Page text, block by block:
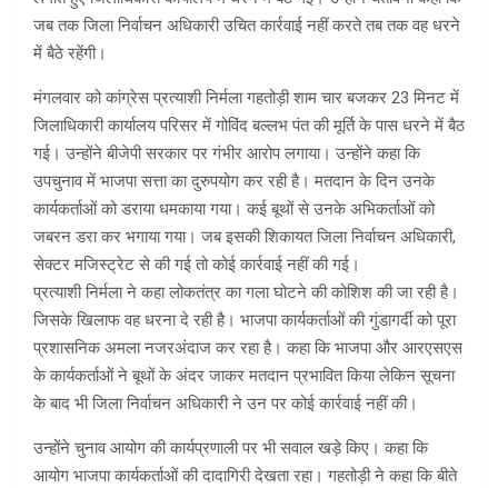
जब तक जिला निर्वाचन अधिकारी उचित कार्रवाई नहीं करते तब तक वह धरने
में बैठे रहेंगी।
मंगलवार को कांग्रेस प्रत्याशी निर्मला गहतोड़ी शाम चार बजकर 23 मिनट में
जिलाधिकारी कार्यालय परिसर में गोविंद बल्लभ पंत की मूर्ति के पास धरने में बैठ
गई। उन्होंने बीजेपी सरकार पर गंभीर आरोप लगाया। उन्होंने कहा कि
उपचुनाव में भाजपा सत्ता का दुरुपयोग कर रही है। मतदान के दिन उनके
कार्यकर्ताओं को डराया धमकाया गया। कई बूथों से उनके अभिकर्ताओं को
जबरन डरा कर भगाया गया। जब इसकी शिकायत जिला निर्वाचन अधिकारी,
सेक्टर मजिस्ट्रेट से की गई तो कोई कार्रवाई नहीं की गई।
प्रत्याशी निर्मला ने कहा लोकतंत्र का गला घोटने की कोशिश की जा रही है।
जिसके खिलाफ वह धरना दे रही है। भाजपा कार्यकर्ताओं की गुंडागर्दी को पूरा
प्रशासनिक अमला नजरअंदाज कर रहा है। कहा कि भाजपा और आरएसएस
के कार्यकर्ताओं ने बूथों के अंदर जाकर मतदान प्रभावित किया लेकिन सूचना
के बाद भी जिला निर्वाचन अधिकारी ने उन पर कोई कार्रवाई नहीं की।
उन्होंने चुनाव आयोग की कार्यप्रणाली पर भी सवाल खड़े किए। कहा कि
आयोग भाजपा कार्यकर्ताओं की दादागिरी देखता रहा। गहतोड़ी ने कहा कि बीते